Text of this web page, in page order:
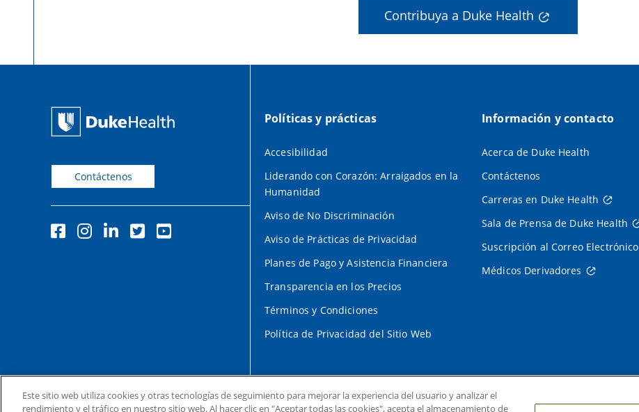
Contribuya a Duke Health
Contáctenos
Políticas y prácticas
Accesibilidad
Liderando con Corazón: Arraigados en la
Humanidad
Aviso de No Discriminación
Aviso de Prácticas de Privacidad
Planes de Pago y Asistencia Financiera
Transparencia en los Precios
Términos y Condiciones
Política de Privacidad del Sitio Web
Información y contacto
Acerca de Duke Health
Contáctenos
Carreras en Duke Health
Sala de Prensa de Duke Health
Suscripción al Correo Electrónico
Médicos Derivadores
Este sitio web utiliza cookies y otras tecnologías de seguimiento para mejorar la experiencia del usuario y analizar el
rendimiento y el tráfico en nuestro sitio web. Al hacer clic en "Aceptar todas las cookies", acepta el almacenamiento de